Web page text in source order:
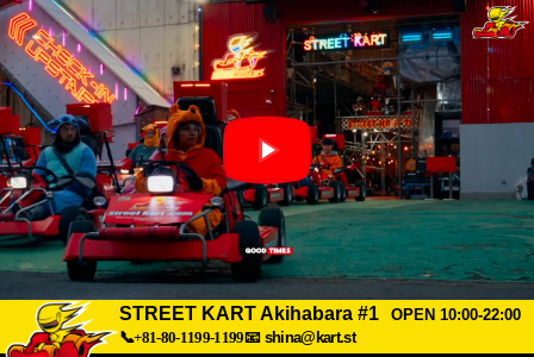
STREET KART Akihabara #1
OPEN 10:00-22:00
📞+81-80-1199-1199📧 shina@kart.st